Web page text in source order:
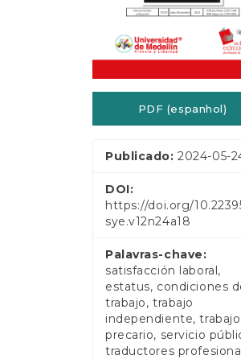
PDF (espanhol)
Publicado:2024-05-
DOI:
https://doi.org/
sye.v12n24a18
Palavras-chave:
satisfacción laboral,
estatus, condiciones
trabajo, trabajo
independiente, trabajo
precario, servicio
traductores